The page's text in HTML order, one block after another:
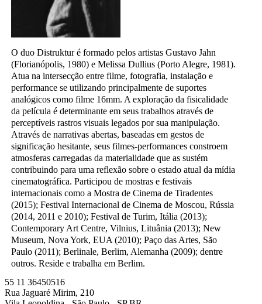
O duo Distruktur é formado pelos artistas Gustavo Jahn
(Florianópolis, 1980) e Melissa Dullius (Porto Alegre, 1981).
Atua na intersecção entre filme, fotografia, instalação e
performance se utilizando principalmente de suportes
analógicos como filme 16mm. A exploração da fisicalidade
da película é determinante em seus trabalhos através de
perceptíveis rastros visuais legados por sua manipulação.
Através de narrativas abertas, baseadas em gestos de
significação hesitante, seus filmes-performances constroem
atmosferas carregadas da materialidade que as sustém
contribuindo para uma reflexão sobre o estado atual da mídia
cinematográfica. Participou de mostras e festivais
internacionais como a Mostra de Cinema de Tiradentes
(2015); Festival Internacional de Cinema de Moscou, Rússia
(2014, 2011 e 2010); Festival de Turim, Itália (2013);
Contemporary Art Centre, Vilnius, Lituânia (2013); New
Museum, Nova York, EUA (2010); Paço das Artes, São
Paulo (2011); Berlinale, Berlim, Alemanha (2009); dentre
outros. Reside e trabalha em Berlim.
55 11 36450516
Rua Jaguaré Mirim, 210